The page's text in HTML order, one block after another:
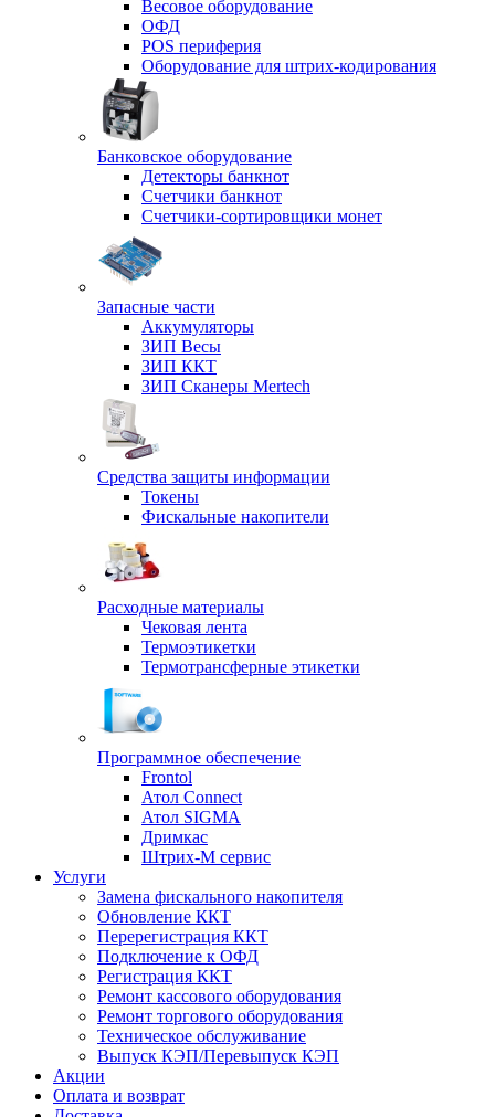
Весовое оборудование
ОФД
POS периферия
Оборудование для штрих-кодирования
Банковское оборудование
Детекторы банкнот
Счетчики банкнот
Счетчики-сортировщики монет
Запасные части
Аккумуляторы
ЗИП Весы
ЗИП ККТ
ЗИП Сканеры Mertech
Средства защиты информации
Токены
Фискальные накопители
Расходные материалы
Чековая лента
Термоэтикетки
Термотрансферные этикетки
Программное обеспечение
Frontol
Атол Connect
Атол SIGMA
Дримкас
Штрих-М сервис
Услуги
Замена фискального накопителя
Обновление ККТ
Перерегистрация ККТ
Подключение к ОФД
Регистрация ККТ
Ремонт кассового оборудования
Ремонт торгового оборудования
Техническое обслуживание
Выпуск КЭП/Перевыпуск КЭП
Акции
Оплата и возврат